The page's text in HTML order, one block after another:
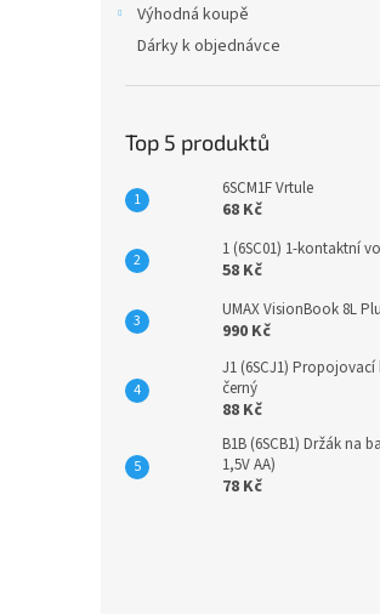
Výhodná koupě
Dárky k objednávce
Top 5 produktů
6SCM1F Vrtule
68 Kč
1 (6SC01) 1-kontaktní
58 Kč
UMAX VisionBook 8L
990 Kč
J1 (6SCJ1) Propojovací
černý
88 Kč
B1B (6SCB1) Držák na
1,5V AA)
78 Kč